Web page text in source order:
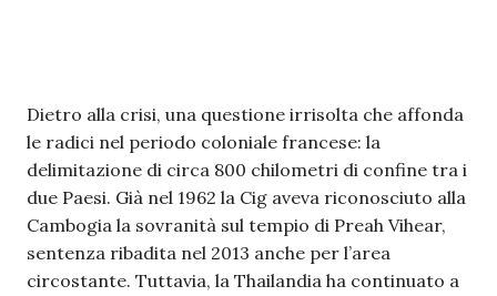
Dietro alla crisi, una questione irrisolta che affonda
le radici nel periodo coloniale francese: la
delimitazione di circa 800 chilometri di confine tra i
due Paesi. Già nel 1962 la Cig aveva riconosciuto alla
Cambogia la sovranità sul tempio di Preah Vihear,
sentenza ribadita nel 2013 anche per l’area
circostante. Tuttavia, la Thailandia ha continuato a